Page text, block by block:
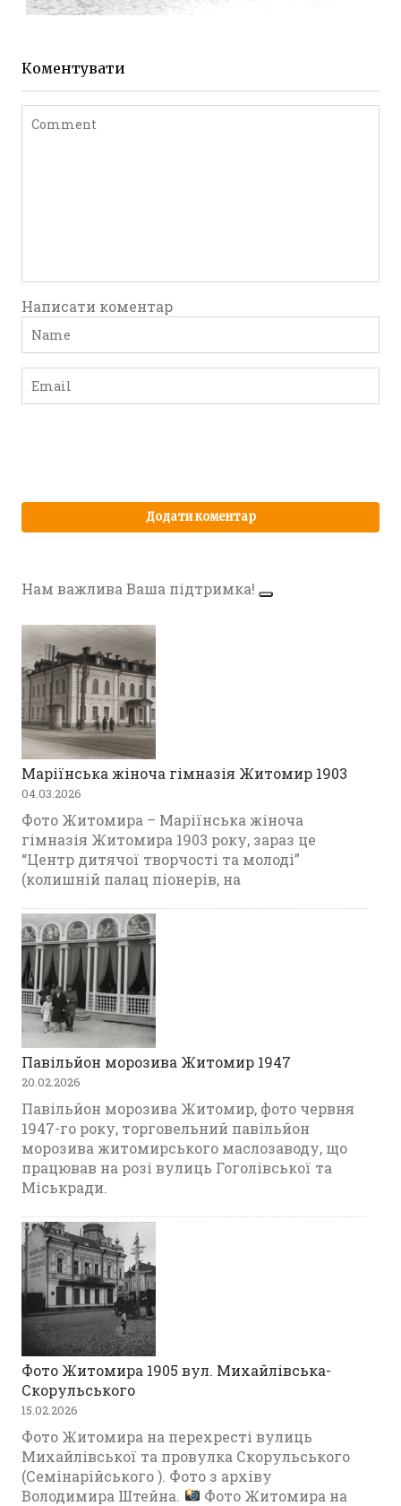
ЖИТОМИР МИХАЙЛІВСЬКА 1903 РОКУ
Коментувати
Написати коментар
Нам важлива Ваша підтримка!
Маріїнська жіноча гімназія Житомир 1903
04.03.2026
Фото Житомира – Маріїнська жіноча
гімназія Житомира 1903 року, зараз це
“Центр дитячої творчості та молоді”
(колишній палац піонерів, на
Павільйон морозива Житомир 1947
20.02.2026
Павільйон морозива Житомир, фото червня
1947-го року, торговельний павільйон
морозива житомирського маслозаводу, що
працював на розі вулиць Гоголівської та
Міськради.
Фото Житомира 1905 вул. Михайлівська-
Скорульського
15.02.2026
Фото Житомира на перехресті вулиць
Михайлівської та провулка Скорульського
(Семінарійського ). Фото з архіву
Володимира Штейна.
Фото Житомира на